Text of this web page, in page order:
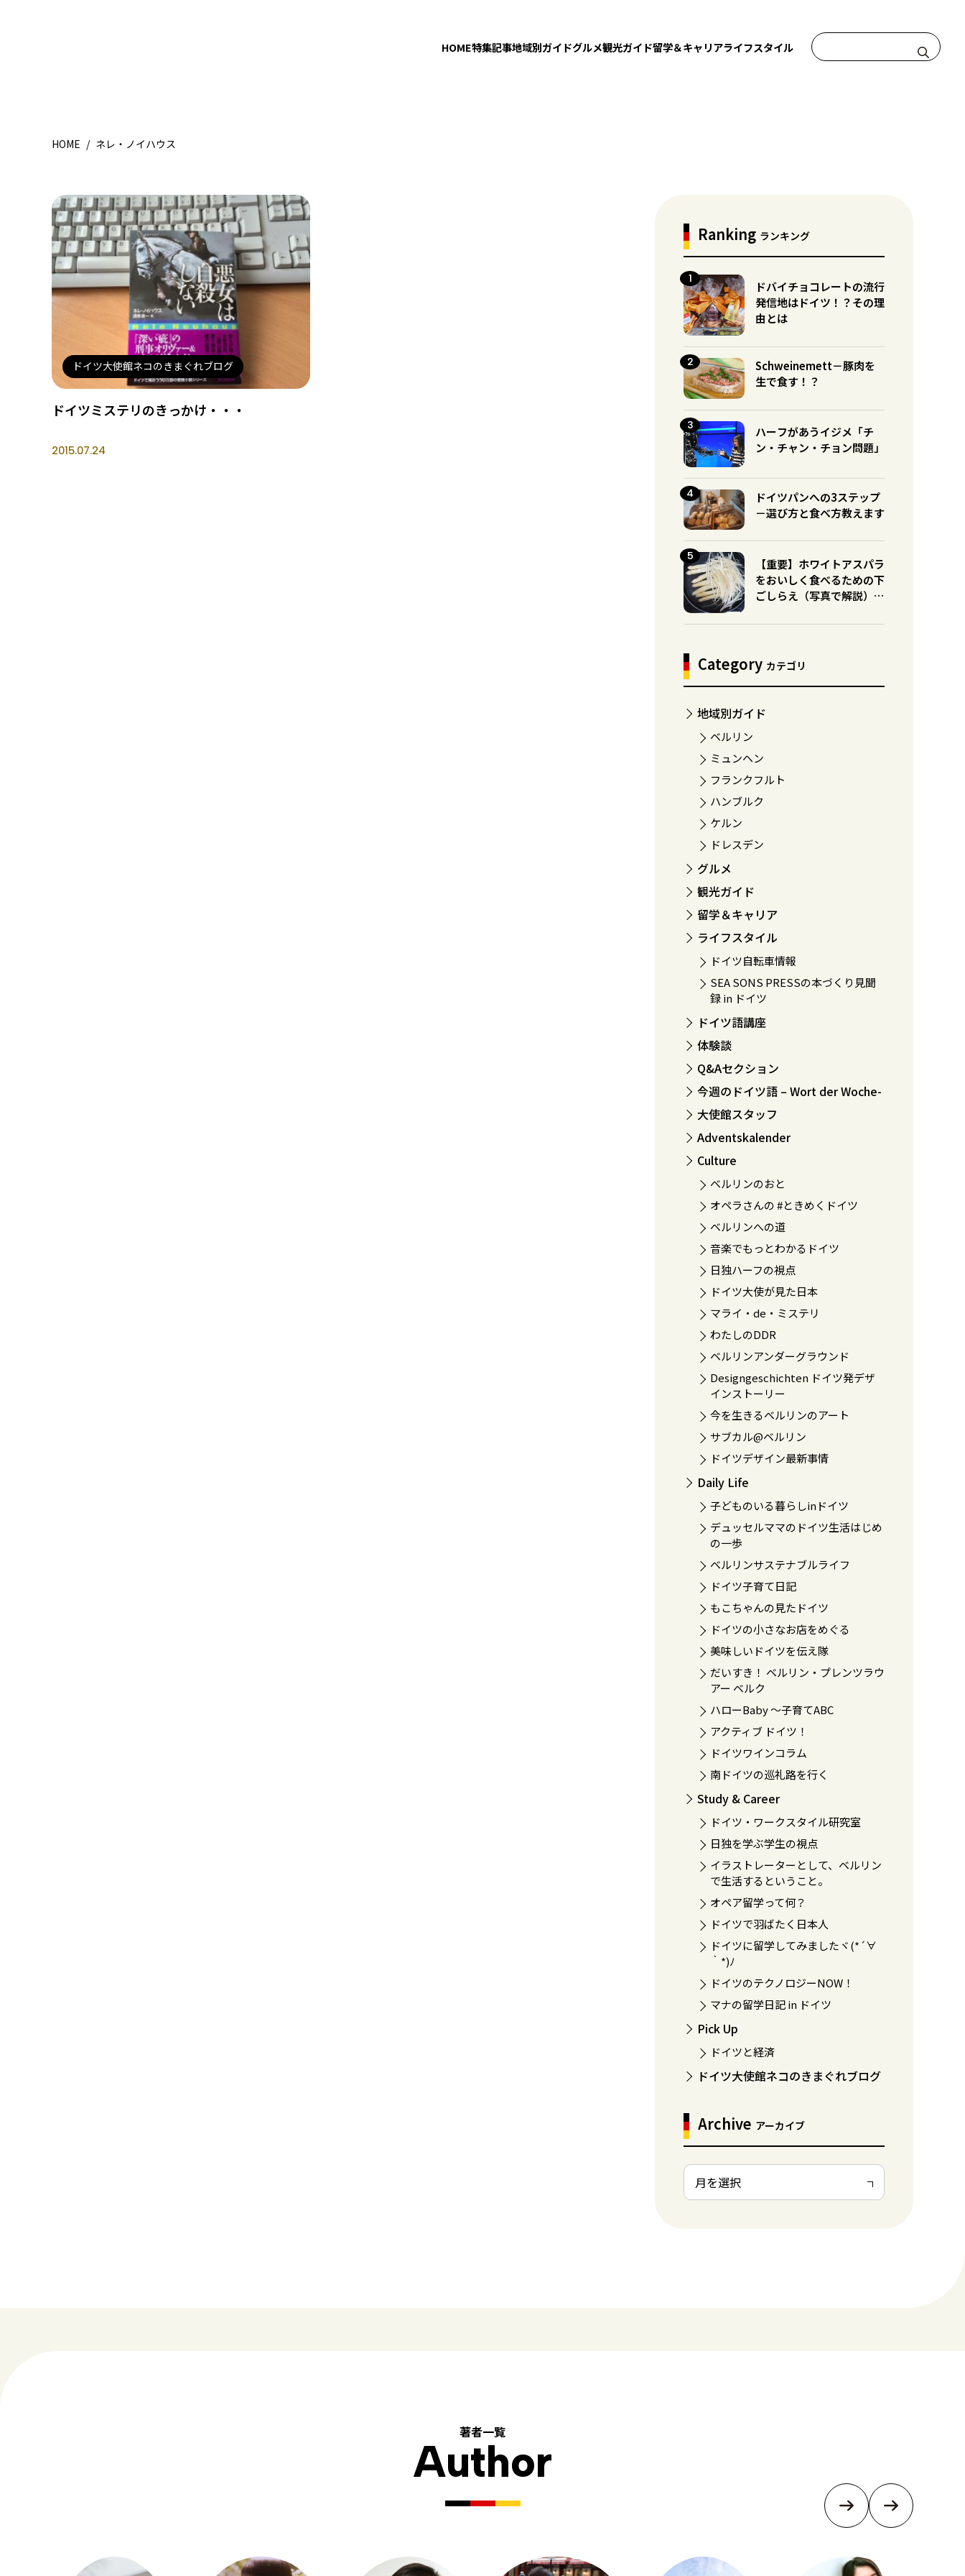
HOME特集記事地域別ガイドグルメ観光ガイド留学＆キャリアライフスタイル
HOME / ネレ・ノイハウス
ドイツ大使館ネコのきまぐれブログ
ドイツミステリのきっかけ・・・
2015.07.24
Ranking ランキング
ドバイチョコレートの流行
発信地はドイツ！？その理
由とは
Schweinemett－豚肉を
生で食す！？
ハーフがあうイジメ「チ
ン・チャン・チョン問題」
ドイツパンへの3ステップ
－選び方と食べ方教えます
【重要】ホワイトアスパラ
をおいしく食べるための下
ごしらえ（写真で解説）※
Category カテゴリ
地域別ガイド
ベルリン
ミュンヘン
フランクフルト
ハンブルク
ケルン
ドレスデン
グルメ
観光ガイド
留学＆キャリア
ライフスタイル
ドイツ自転車情報
SEA SONS PRESSの本づくり見聞
録 in ドイツ
ドイツ語講座
体験談
Q&Aセクション
今週のドイツ語 – Wort der Woche-
大使館スタッフ
Adventskalender
Culture
ベルリンのおと
オペラさんの #ときめくドイツ
ベルリンへの道
音楽でもっとわかるドイツ
日独ハーフの視点
ドイツ大使が見た日本
マライ・de・ミステリ
わたしのDDR
ベルリンアンダーグラウンド
Designgeschichten ドイツ発デザ
インストーリー
今を生きるベルリンのアート
サブカル@ベルリン
ドイツデザイン最新事情
Daily Life
子どものいる暮らしinドイツ
デュッセルママのドイツ生活はじめ
の一歩
ベルリンサステナブルライフ
ドイツ子育て日記
もこちゃんの見たドイツ
ドイツの小さなお店をめぐる
美味しいドイツを伝え隊
だいすき！ ベルリン・プレンツラウ
アー ベルク
ハローBaby 〜子育てABC
アクティブ ドイツ！
ドイツワインコラム
南ドイツの巡礼路を行く
Study & Career
ドイツ・ワークスタイル研究室
日独を学ぶ学生の視点
イラストレーターとして、ベルリン
で生活するということ。
オペア留学って何？
ドイツで羽ばたく日本人
ドイツに留学してみましたヾ(*´∀
｀*)ﾉ
ドイツのテクノロジーNOW！
マナの留学日記 in ドイツ
Pick Up
ドイツと経済
ドイツ大使館ネコのきまぐれブログ
Archive アーカイブ
著者一覧
Author